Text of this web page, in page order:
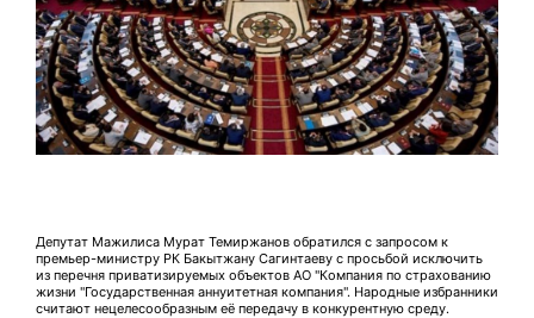
Депутат Мажилиса Мурат Темиржанов обратился с запросом к
премьер-министру РК Бакытжану Сагинтаеву с просьбой исключить
из перечня приватизируемых объектов АО "Компания по страхованию
жизни "Государственная аннуитетная компания". Народные избранники
считают нецелесообразным её передачу в конкурентную среду.